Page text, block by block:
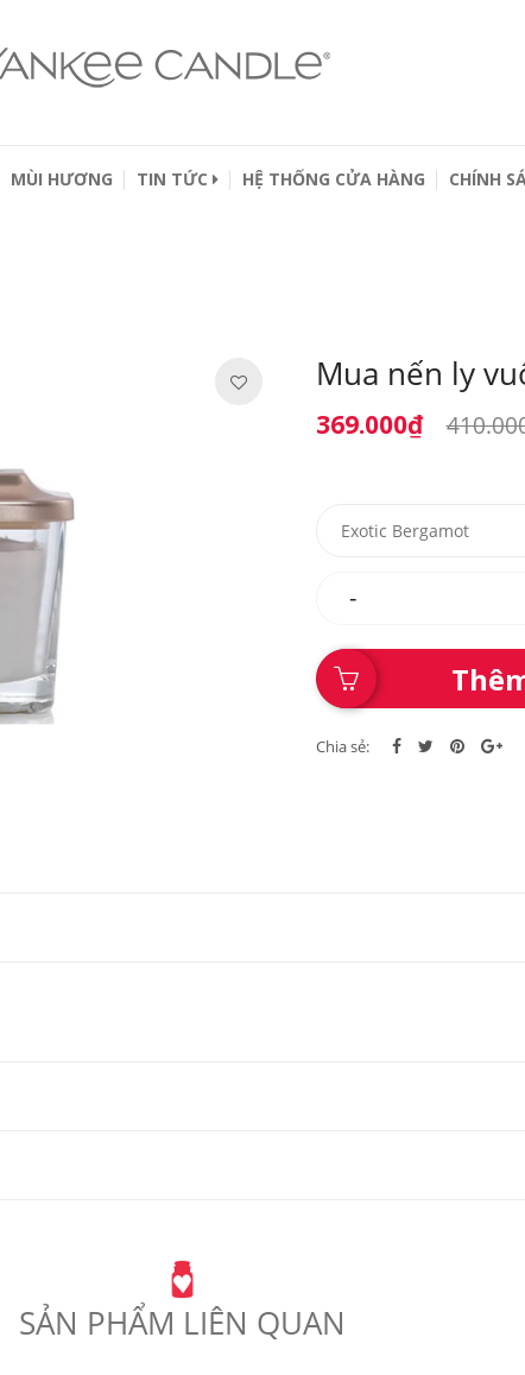
MÙI HƯƠNG TIN TỨC HỆ THỐNG CỬA HÀNG CHÍNH
Mua nến ly
369.000₫
-
Chia sẻ:
SẢN PHẨM LIÊN QUAN